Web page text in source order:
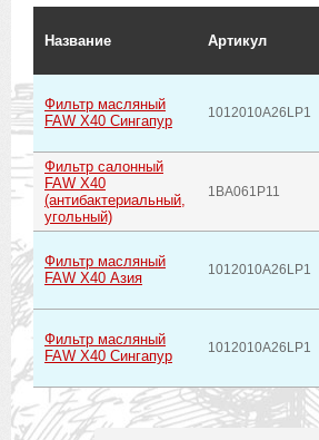
Название Артикул
Фильтр масляный
FAW X40 Сингапур
1012010A26LP1
Фильтр cалонный
FAW X40
(антибактериальный,
угольный)
1BA061P11
Фильтр масляный
FAW X40 Азия
1012010A26LP1
Фильтр масляный
FAW X40 Сингапур
1012010A26LP1